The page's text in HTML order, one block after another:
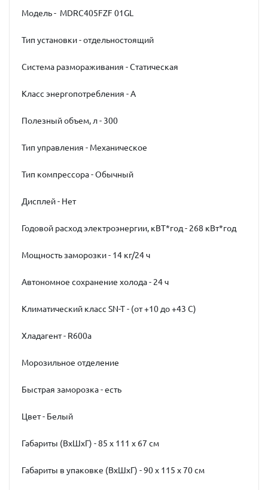
Модель - MDRС405FZF 01GL
Тип установки - отдельностоящий
Система размораживания - Статическая
Класс энергопотребления - А
Полезный объем, л - 300
Тип управления - Механическое
Тип компрессора - Обычный
Дисплей - Нет
Годовой расход электроэнергии, кВТ*год - 268 кВт*год
Мощность заморозки - 14 кг/24 ч
Автономное сохранение холода - 24 ч
Климатический класс SN-T - (от +10 до +43 C)
Хладагент - R600a
Морозильное отделение
Быстрая заморозка - есть
Цвет - Белый
Габариты (ВхШхГ) - 85 х 111 х 67 см
Габариты в упаковке (ВхШхГ) - 90 х 115 х 70 см